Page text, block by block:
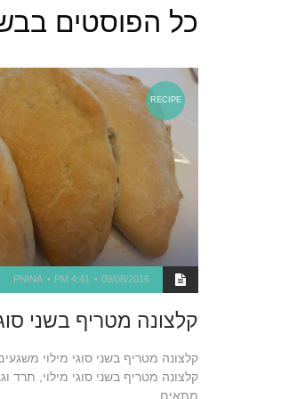
כל הפוסטים ב
RECIPE
09/08/2016
4:41 PM
PNINA
קלצונה מטריף בשני
קלצונה מטריף בשני סוגי מילוי
קלצונה מטריף בשני סוגי מילוי, תרד
מתאים